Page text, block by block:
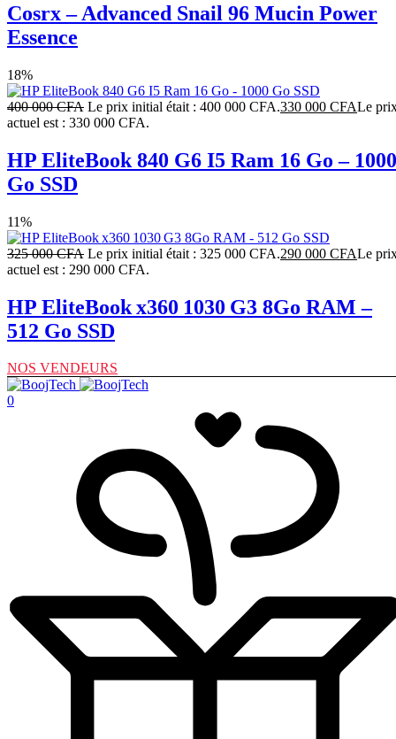
Cosrx – Advanced Snail 96 Mucin Power
Essence
18%
400 000CFA Le prix initial était : 400 000 CFA.330 000 CFALe
actuel est : 330 000 CFA.
HP EliteBook 840 G6 I5 Ram 16 Go – 1000
Go SSD
11%
325 000CFA Le prix initial était : 325 000 CFA.290 000 CFALe
actuel est : 290 000 CFA.
HP EliteBook x360 1030 G3 8Go RAM –
512 Go SSD
NOS VENDEURS
0